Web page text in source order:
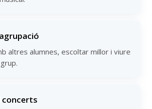
altres alumnes, escoltar millor i viure
concerts